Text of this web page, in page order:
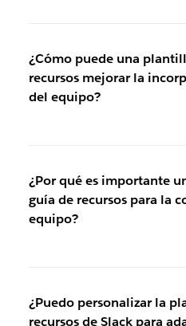
¿Cómo puede una
recursos mejorar la
del equipo?
¿Por qué es importante
guía de recursos para la
equipo?
¿Puedo personalizar la
recursos de Slack para